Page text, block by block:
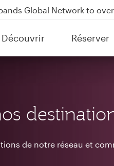
on Travelling with
Airways flight
Global Network to over
Découvrir
(active) Réserver
de notre réseau et